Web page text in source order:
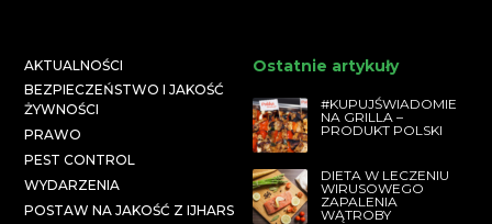
AKTUALNOŚCI
BEZPIECZEŃSTWO I JAKOŚĆ
ŻYWNOŚCI
PRAWO
PEST CONTROL
WYDARZENIA
POSTAW NA JAKOŚĆ Z IJHARS
Ostatnie artykuły
#KUPUJŚWIADOMIE
NA GRILLA –
PRODUKT POLSKI
DIETA W LECZENIU
WIRUSOWEGO
ZAPALENIA
WĄTROBY